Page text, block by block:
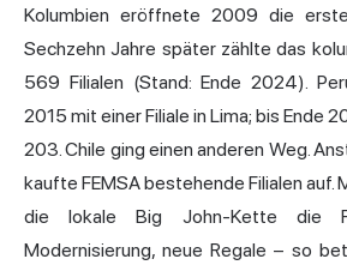
Kolumbien eröffnete 2009 die
Sechzehn Jahre später zählte das
569 Filialen (Stand: Ende 2024).
2015 mit einer Filiale in Lima; bis Ende
203. Chile ging einen anderen Weg.
kaufte FEMSA bestehende Filialen auf.
die lokale Big John-Kette die
Modernisierung, neue Regale – so